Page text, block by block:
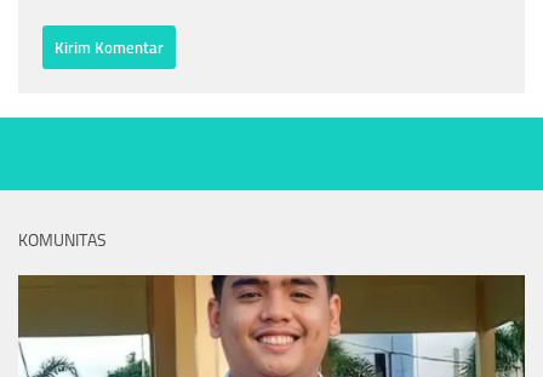
KOMUNITAS